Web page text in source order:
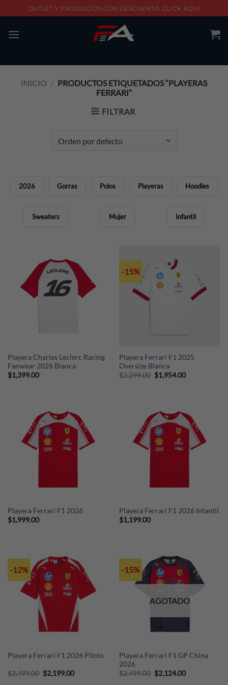
to
content
OUTLET Y PRODUCTOS CON DESCUENTO. CLICK AQUÍ
INICIO / PRODUCTOS ETIQUETADOS “PLAYERAS
FERRARI”
FILTRAR
2026 Gorras Polos Playeras Hoodies
Sweaters Mujer Infantil
Playera Charles Leclerc Racing
Fanwear 2026 Blanca
$1,399.00
-15%
Playera Ferrari F1 2025
Oversize Blanca
$2,299.00 Original
price
$1,954.00Current
Playera Ferrari F1 2026
$1,999.00
Playera Ferrari F1 2026 Infantil
$1,199.00
-12%
Playera Ferrari F1 2026 Piloto
$2,499.00 Original
price
$2,199.00Current
-15%
AGOTADO
Playera Ferrari F1 GP China
2026
$2,499.00 Original
price
$2,124.00Current